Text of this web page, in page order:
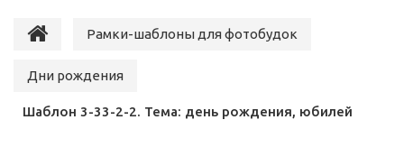
Рамки-шаблоны для фотобудок
Дни рождения
Шаблон 3-33-2-2. Тема: день рождения, юбилей